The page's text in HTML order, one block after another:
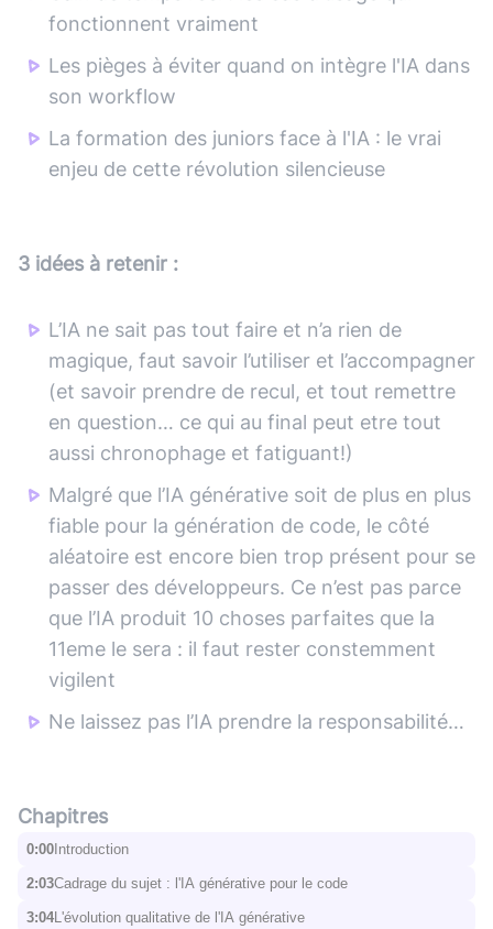
fonctionnent vraiment
Les pièges à éviter quand on intègre l'IA dans
son workflow
La formation des juniors face à l'IA : le vrai
enjeu de cette révolution silencieuse
3 idées à retenir :
L’IA ne sait pas tout faire et n’a rien de
magique, faut savoir l’utiliser et l’accompagner
(et savoir prendre de recul, et tout remettre
en question… ce qui au final peut etre tout
aussi chronophage et fatiguant!)
Malgré que l’IA générative soit de plus en plus
fiable pour la génération de code, le côté
aléatoire est encore bien trop présent pour se
passer des développeurs. Ce n’est pas parce
que l’IA produit 10 choses parfaites que la
11eme le sera : il faut rester constemment
vigilent
Ne laissez pas l’IA prendre la responsabilité…
Chapitres
0:00 Introduction
2:03Cadrage du sujet : l'IA générative pour le code
3:04L'évolution qualitative de l'IA générative